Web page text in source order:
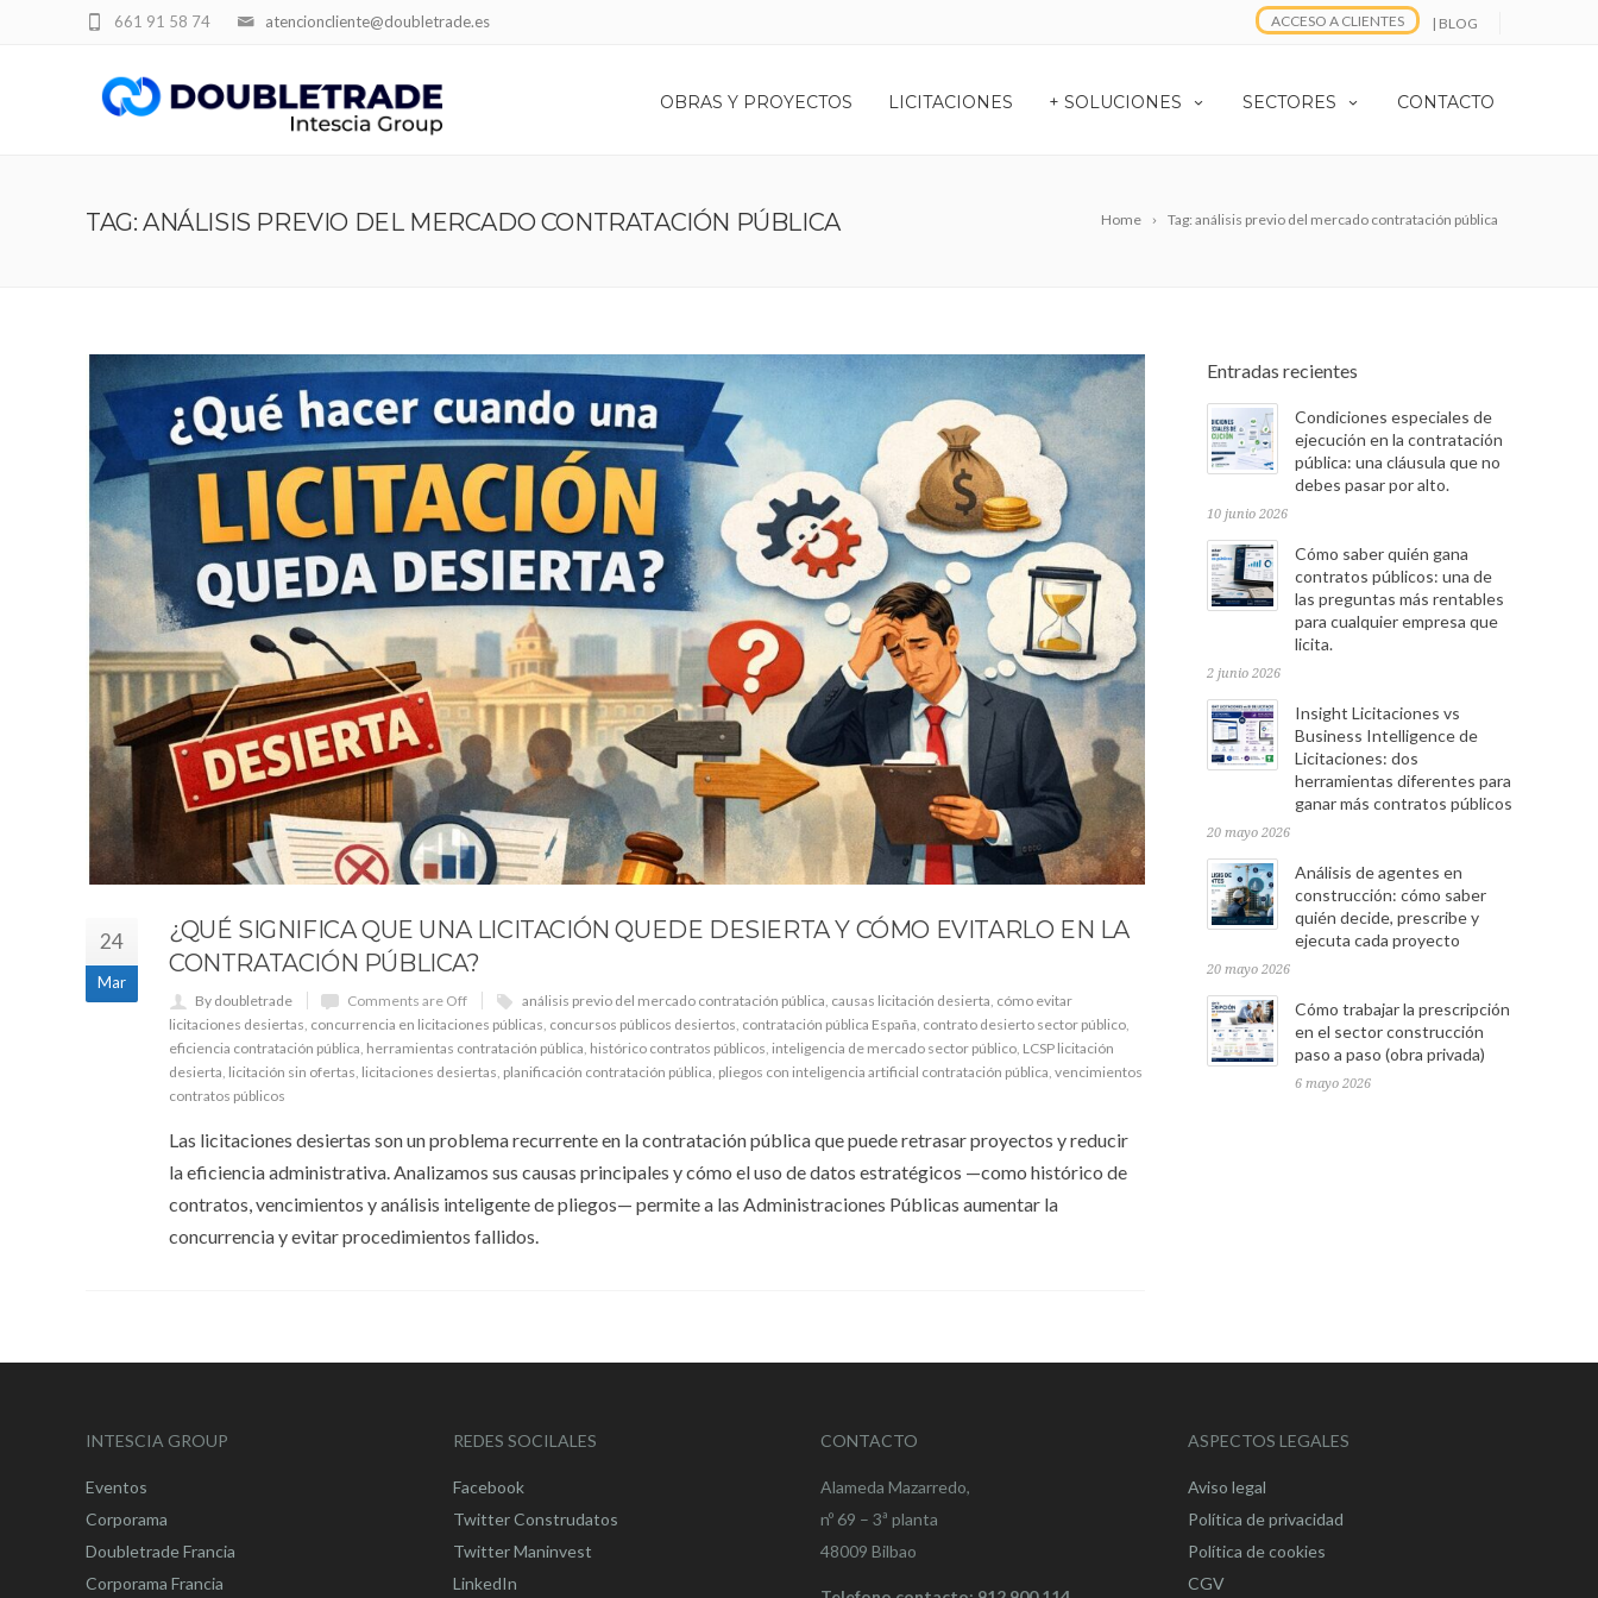
atencioncliente@doubletrade.es
661 91 58 74 ACCESO A CLIENTES | BLOG
OBRAS Y PROYECTOS LICITACIONES + SOLUCIONES SECTORES CONTACTO
Home Tag: análisis previo del mercado contratación pública
TAG: ANÁLISIS PREVIO DEL MERCADO CONTRATACIÓN PÚBLICA
24
Mar
¿QUÉ SIGNIFICA QUE UNA LICITACIÓN QUEDE DESIERTA Y CÓMO EVITARLO EN LA
CONTRATACIÓN PÚBLICA?
By doubletrade Comments are Off análisis previo del mercado contratación pública causas licitación desierta cómo evitar
licitaciones desiertas concurrencia en licitaciones públicas concursos públicos desiertos contratación pública España contrato desierto sector público
eficiencia contratación pública herramientas contratación pública histórico contratos públicos inteligencia de mercado sector público LCSP licitación
desierta licitación sin ofertas licitaciones desiertas planificación contratación pública pliegos con inteligencia artificial contratación pública vencimientos
contratos públicos
Las licitaciones desiertas son un problema recurrente en la contratación pública que puede retrasar proyectos y reducir
la eficiencia administrativa. Analizamos sus causas principales y cómo el uso de datos estratégicos —como histórico de
contratos, vencimientos y análisis inteligente de pliegos— permite a las Administraciones Públicas aumentar la
concurrencia y evitar procedimientos fallidos.
Entradas recientes
Condiciones especiales de
ejecución en la contratación
pública: una cláusula que no
debes pasar por alto.
10 junio 2026
Cómo saber quién gana
contratos públicos: una de
las preguntas más rentables
para cualquier empresa que
licita.
2 junio 2026
Insight Licitaciones vs
Business Intelligence de
Licitaciones: dos
herramientas diferentes para
ganar más contratos públicos
20 mayo 2026
Análisis de agentes en
construcción: cómo saber
quién decide, prescribe y
ejecuta cada proyecto
20 mayo 2026
Cómo trabajar la prescripción
en el sector construcción
paso a paso (obra privada)
6 mayo 2026
INTESCIA GROUP
Eventos
Corporama
Doubletrade Francia
Corporama Francia
REDES SOCILALES
Facebook
Twitter Construdatos
Twitter Maninvest
LinkedIn
CONTACTO
Alameda Mazarredo,
nº 69 – 3ª planta
48009 Bilbao
ASPECTOS LEGALES
Aviso legal
Política de privacidad
Política de cookies
CGV